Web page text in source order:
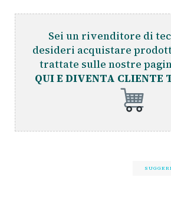
Sei un rivenditore di
desideri acquistare
trattate sulle nostre
QUI E DIVENTA CLIENTE